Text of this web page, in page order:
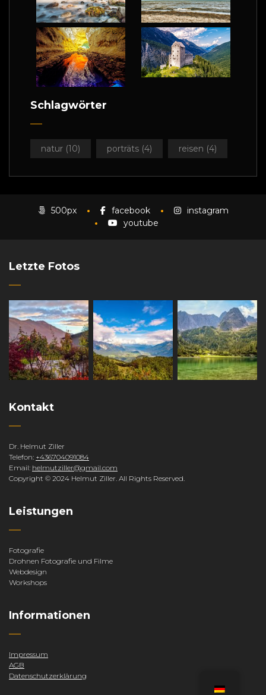
Schlagwörter
natur (10) porträts (4) reisen (4)
500px facebook
instagram
youtube
Letzte Fotos
Kontakt
Dr. Helmut Ziller
Telefon: +436704091084
Email: helmutziller@gmail.com
Copyright © 2024 Helmut Ziller. All Rights Reserved.
Leistungen
Fotografie
Drohnen Fotografie und Filme
Webdesign
Workshops
Informationen
Impressum
AGB
Datenschutzerklärung